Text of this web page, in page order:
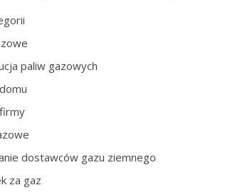
paliw gazowych
dostawców gazu ziemnego
za gaz